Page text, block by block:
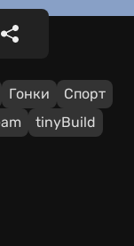
Гонки
Спорт
tinyBuild
Поделиться